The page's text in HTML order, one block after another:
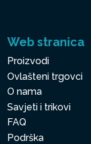
Web stranica
Proizvodi
Ovlašteni trgovci
O nama
Savjeti i trikovi
FAQ
Podrška